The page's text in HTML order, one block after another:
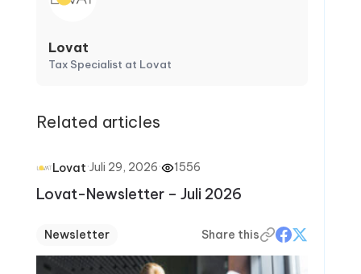
Lovat
Tax Specialist at Lovat
Related articles
Lovat·Juli 29, 2026· 1556
Lovat-Newsletter – Juli 2026
Newsletter Share this